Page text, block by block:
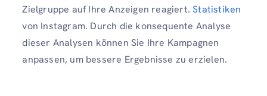
Zielgruppe auf Ihre Anzeigen reagiert.Statistiken
von Instagram. Durch die konsequente Analyse
dieser Analysen können Sie Ihre Kampagnen
anpassen, um bessere Ergebnisse zu erzielen.